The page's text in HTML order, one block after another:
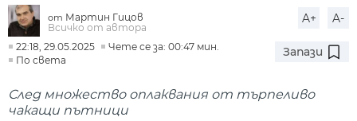
от Мартин Гицов
Всичко от автора
A+ A-
22:18, 29.05.2025
Чете се за: 00:47 мин.
По света
Запази
След множество оплаквания от търпеливо
чакащи пътници